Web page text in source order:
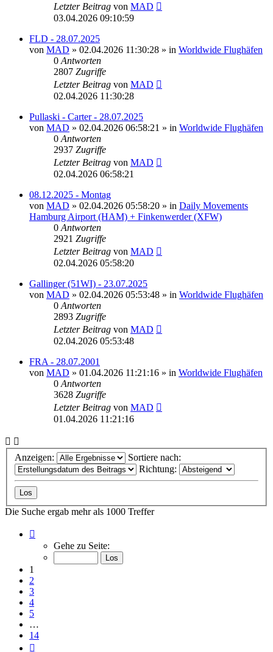
Letzter Beitrag von MAD
03.04.2026 09:10:59
FLD - 28.07.2025
von MAD » 02.04.2026 11:30:28 » in Worldwide Flughäfen
0 Antworten
2807 Zugriffe
Letzter Beitrag von MAD
02.04.2026 11:30:28
Pullaski - Carter - 28.07.2025
von MAD » 02.04.2026 06:58:21 » in Worldwide Flughäfen
0 Antworten
2937 Zugriffe
Letzter Beitrag von MAD
02.04.2026 06:58:21
08.12.2025 - Montag
von MAD » 02.04.2026 05:58:20 » in Daily Movements
Hamburg Airport (HAM) + Finkenwerder (XFW)
0 Antworten
2921 Zugriffe
Letzter Beitrag von MAD
02.04.2026 05:58:20
Gallinger (51WI) - 23.07.2025
von MAD » 02.04.2026 05:53:48 » in Worldwide Flughäfen
0 Antworten
2893 Zugriffe
Letzter Beitrag von MAD
02.04.2026 05:53:48
FRA - 28.07.2001
von MAD » 01.04.2026 11:21:16 » in Worldwide Flughäfen
0 Antworten
3628 Zugriffe
Letzter Beitrag von MAD
01.04.2026 11:21:16
Anzeigen:
Sortiere nach:
Richtung:
Die Suche ergab mehr als 1000 Treffer
von
Gehe zu Seite:
1
2
3
4
5
…
14